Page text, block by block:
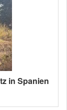
in Spanien